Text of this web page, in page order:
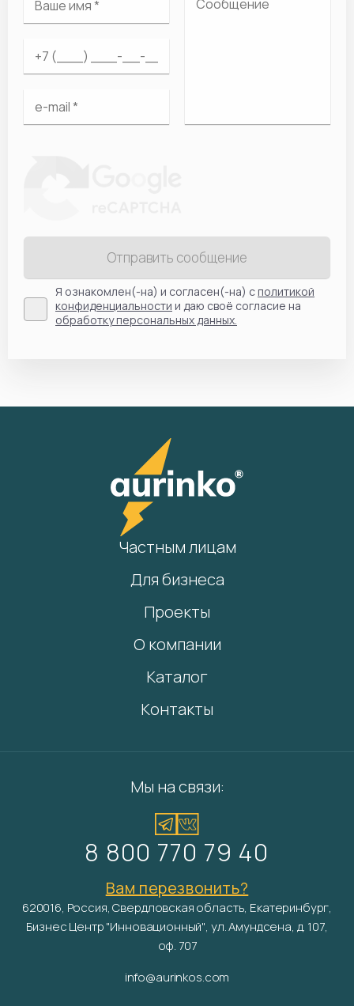
Отправить сообщение
Я ознакомлен(-на) и согласен(-на) сполитикой
конфиденциальности и даю своё согласие на
обработку персональных данных.
Частным лицам
Для бизнеса
Проекты
О компании
Каталог
Контакты
Мы на связи:
8 800 770 79 40
Вам перезвонить?
620016, Россия, Свердловская область, Екатеринбург,
Бизнес Центр "Инновационный", ул. Амундсена, д. 107,
оф. 707
info@aurinkos.com